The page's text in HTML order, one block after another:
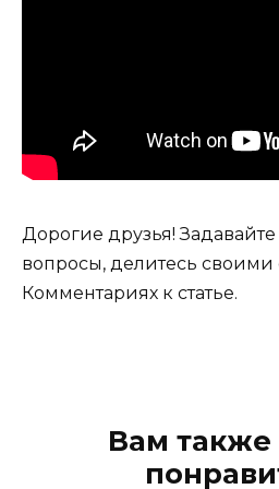
Дорогие друзья!
вопросы, делитесь своими
Комментариях к статье.
Вам